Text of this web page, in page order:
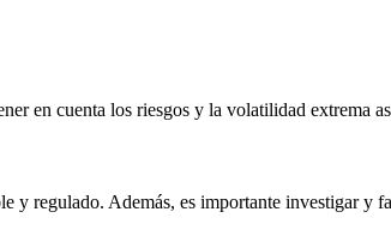
en cuenta los riesgos y la volatilidad extrema
regulado. Además, es importante investigar y